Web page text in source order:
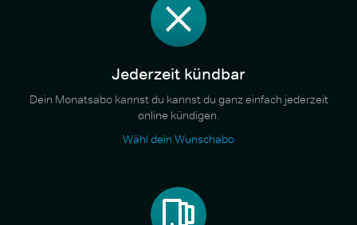
Jederzeit kündbar
Dein Monatsabo kannst du kannst du ganz einfach jederzeit
online kündigen.
Wähl dein Wunschabo